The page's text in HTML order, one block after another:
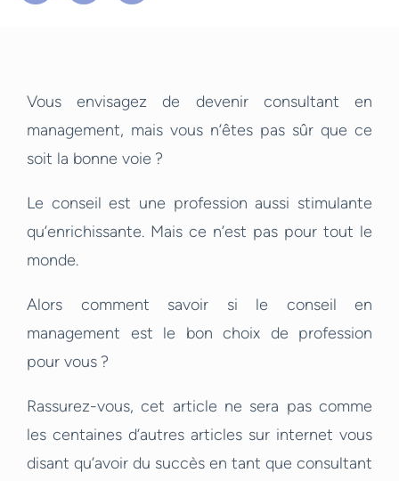
Vous envisagez de devenir consultant en
management, mais vous n’êtes pas sûr que ce
soit la bonne voie ?
Le conseil est une profession aussi stimulante
qu’enrichissante. Mais ce n’est pas pour tout le
monde.
Alors comment savoir si le conseil en
management est le bon choix de profession
pour vous ?
Rassurez-vous, cet article ne sera pas comme
les centaines d’autres articles sur internet vous
disant qu’avoir du succès en tant que consultant